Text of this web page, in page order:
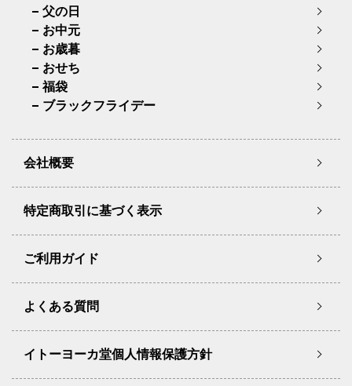
父の日
お中元
お歳暮
おせち
福袋
ブラックフライデー
会社概要
特定商取引に基づく表示
ご利用ガイド
よくある質問
イトーヨーカ堂個人情報保護方針